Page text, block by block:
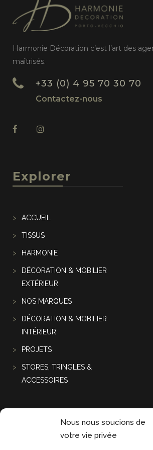
Nous nous soucions de
votre vie privée
Harmonie Décoration c’est l’art des
maîtrisés.
+33 (0) 4 95 70 30 70
Contactez-nous
Explorer
ACCUEIL
TISSUS
HARMONIE
DÉCORATION & MOBILIER
EXTÉRIEUR
NOS MARQUES
DÉCORATION & MOBILIER
INTÉRIEUR
PROJETS
STORES, TRINGLES &
ACCESSOIRES
Projets récentes